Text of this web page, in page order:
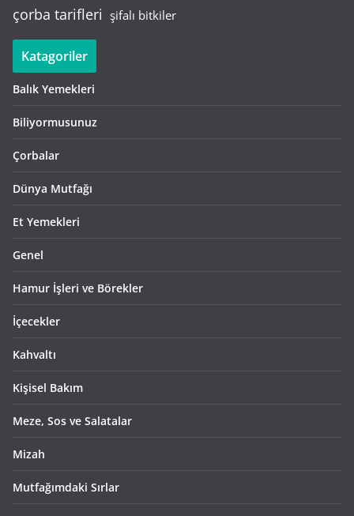
çorba tarifleri şifalı bitkiler
Katagoriler
Balık Yemekleri
Biliyormusunuz
Çorbalar
Dünya Mutfağı
Et Yemekleri
Genel
Hamur İşleri ve Börekler
İçecekler
Kahvaltı
Kişisel Bakım
Meze, Sos ve Salatalar
Mizah
Mutfağımdaki Sırlar